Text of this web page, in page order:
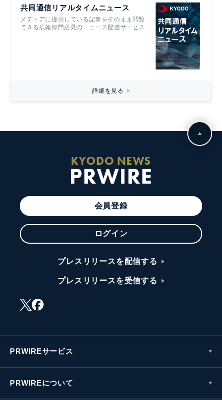
共同通信リアルタイムニュース
メディアに提供している記事をそのまま閲覧
できる広報部門必見のニュース配信サービス
詳細を見る
KYODO NEWS
PRWIRE
会員登録
ログイン
プレスリリースを配信する
プレスリリースを受信する
PRWIREサービス
PRWIREについて